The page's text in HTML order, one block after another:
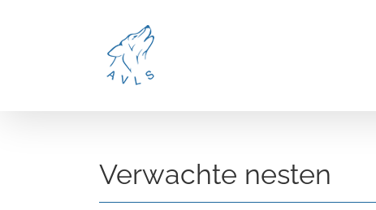
Verwachte nesten